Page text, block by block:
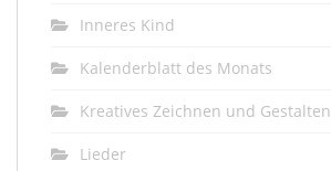
Inneres Kind
Kalenderblatt des Monats
Kreatives Zeichnen und Gestalten
Lieder